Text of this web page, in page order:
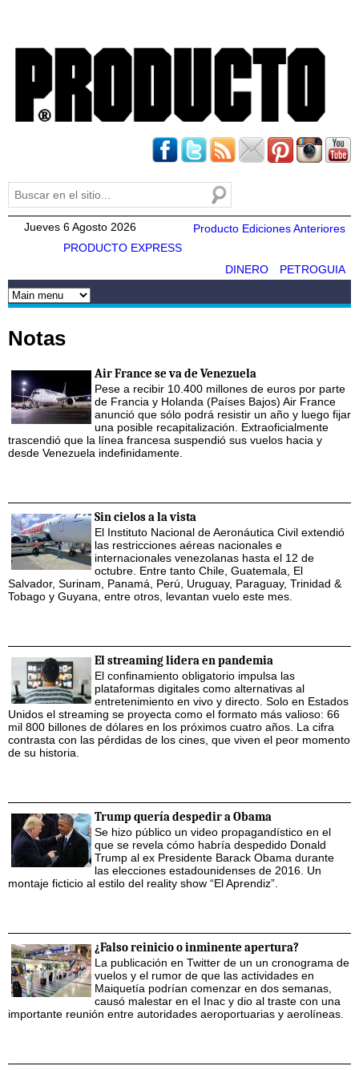
Formulario de búsqueda
Buscar
Jueves 6 Agosto 2026
Producto Ediciones Anteriores
PRODUCTO EXPRESS
PETROGUIA
DINERO
Notas
Air France se va de Venezuela
Pese a recibir 10.400 millones de euros por parte
de Francia y Holanda (Países Bajos) Air France
anunció que sólo podrá resistir un año y luego fijar
una posible recapitalización. Extraoficialmente
trascendió que la línea francesa suspendió sus vuelos hacia y
desde Venezuela indefinidamente.
Sin cielos a la vista
El Instituto Nacional de Aeronáutica Civil extendió
las restricciones aéreas nacionales e
internacionales venezolanas hasta el 12 de
octubre. Entre tanto Chile, Guatemala, El
Salvador, Surinam, Panamá, Perú, Uruguay, Paraguay, Trinidad &
Tobago y Guyana, entre otros, levantan vuelo este mes.
El streaming lidera en pandemia
El confinamiento obligatorio impulsa las
plataformas digitales como alternativas al
entretenimiento en vivo y directo. Solo en Estados
Unidos el streaming se proyecta como el formato más valioso: 66
mil 800 billones de dólares en los próximos cuatro años. La cifra
contrasta con las pérdidas de los cines, que viven el peor momento
de su historia.
Trump quería despedir a Obama
Se hizo público un video propagandístico en el
que se revela cómo habría despedido Donald
Trump al ex Presidente Barack Obama durante
las elecciones estadounidenses de 2016. Un
montaje ficticio al estilo del reality show “El Aprendiz”.
¿Falso reinicio o inminente apertura?
La publicación en Twitter de un un cronograma de
vuelos y el rumor de que las actividades en
Maiquetía podrían comenzar en dos semanas,
causó malestar en el Inac y dio al traste con una
importante reunión entre autoridades aeroportuarias y aerolíneas.